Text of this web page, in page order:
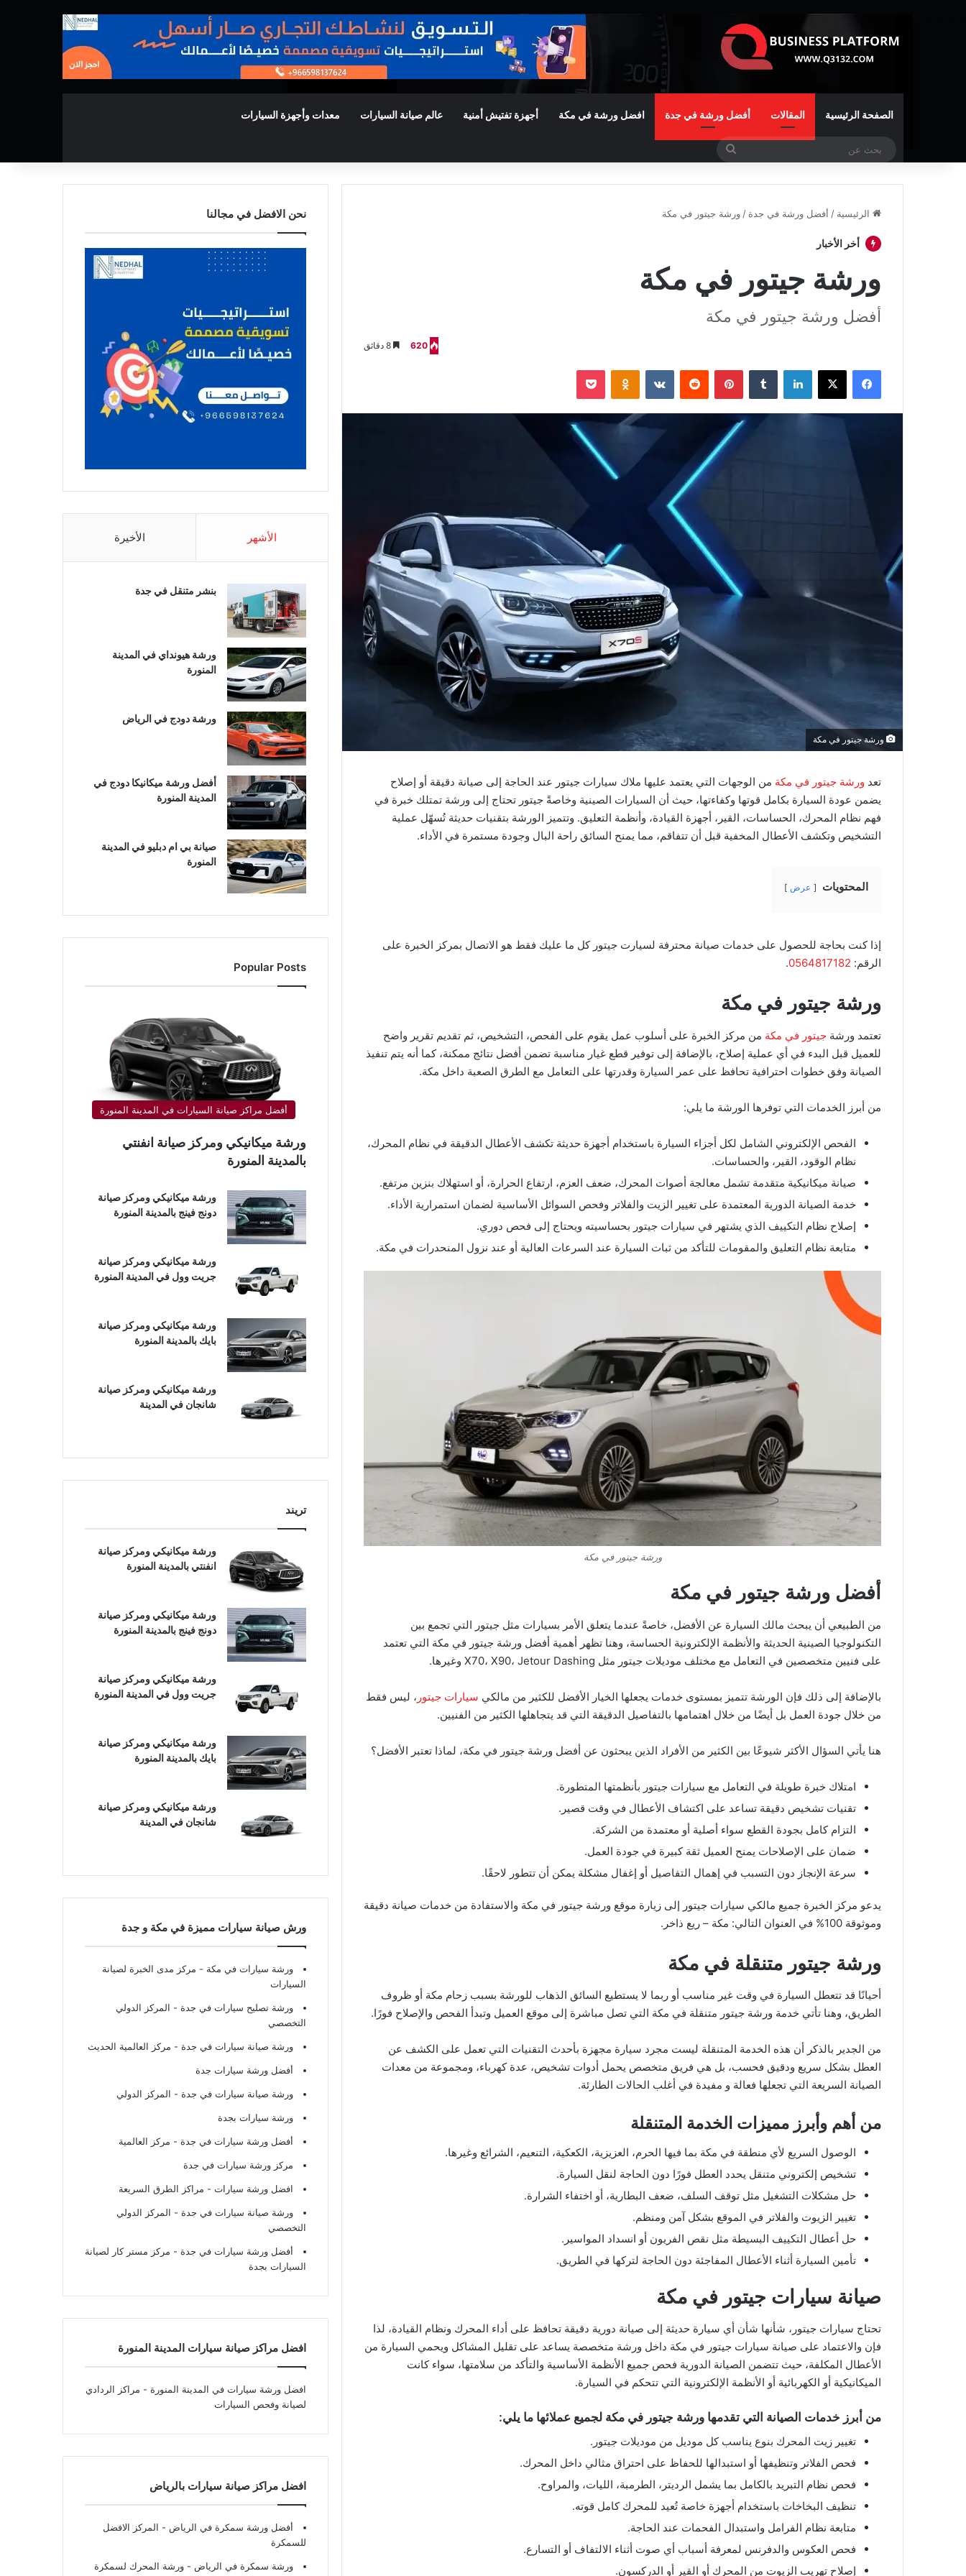
الصفحة الرئيسية المقالات أفضل ورشة في جدة افضل ورشة في مكة أجهزة تفتيش أمنية عالم صيانة السيارات معدات وأجهزة السيارات
الرئيسية / أفضل ورشة في جدة / ورشة جيتور في مكة
أخر الأخبار
ورشة جيتور في مكة
أفضل ورشة جيتور في مكة
620
فيسبوك لينكدإن بينتيريست
ورشة جيتور في مكة
تعد ورشة جيتور في مكة من الوجهات التي يعتمد عليها ملاك سيارات جيتور عند الحاجة إلى صيانة دقيقة أو إصلاح
يضمن عودة السيارة بكامل قوتها وكفاءتها، حيث أن السيارات الصينية وخاصةً جيتور تحتاج إلى ورشة تمتلك خبرة في
فهم نظام المحرك، الحساسات، القير، أجهزة القيادة، وأنظمة التعليق. وتتميز الورشة بتقنيات حديثة تُسهّل عملية
التشخيص وتكشف الأعطال المخفية قبل أن تتفاقم، مما يمنح السائق راحة البال وجودة مستمرة في الأداء.
المحتويات عرض
إذا كنت بحاجة للحصول على خدمات صيانة محترفة لسيارت جيتور كل ما عليك فقط هو الاتصال بمركز الخبرة على
الرقم: 0564817182
.
ورشة جيتور في مكة
تعتمد ورشة جيتور في مكة من مركز الخبرة على أسلوب عمل يقوم على الفحص، التشخيص، ثم تقديم تقرير واضح
للعميل قبل البدء في أي عملية إصلاح، بالإضافة إلى توفير قطع غيار مناسبة تضمن أفضل نتائج ممكنة، كما أنه يتم تنفيذ
الصيانة وفق خطوات احترافية تحافظ على عمر السيارة وقدرتها على التعامل مع الطرق الصعبة داخل مكة.
من أبرز الخدمات التي توفرها الورشة ما يلي:
الفحص الإلكتروني الشامل لكل أجزاء السيارة باستخدام أجهزة حديثة تكشف الأعطال الدقيقة في نظام المحرك،
نظام الوقود، القير، والحساسات.
صيانة ميكانيكية متقدمة تشمل معالجة أصوات المحرك، ضعف العزم، ارتفاع الحرارة، أو استهلاك بنزين مرتفع.
خدمة الصيانة الدورية المعتمدة على تغيير الزيت والفلاتر وفحص السوائل الأساسية لضمان استمرارية الأداء.
إصلاح نظام التكييف الذي يشتهر في سيارات جيتور بحساسيته ويحتاج إلى فحص دوري.
متابعة نظام التعليق والمقومات للتأكد من ثبات السيارة عند السرعات العالية أو عند نزول المنحدرات في مكة.
ورشة جيتور في مكة
أفضل ورشة جيتور في مكة
من الطبيعي أن يبحث مالك السيارة عن الأفضل، خاصةً عندما يتعلق الأمر بسيارات مثل جيتور التي تجمع بين
التكنولوجيا الصينية الحديثة والأنظمة الإلكترونية الحساسة، وهنا تظهر أهمية أفضل ورشة جيتور في مكة التي تعتمد
على فنيين متخصصين في التعامل مع مختلف موديلات جيتور مثل X70، X90، Jetour Dashing وغيرها.
بالإضافة إلى ذلك فإن الورشة تتميز بمستوى خدمات يجعلها الخيار الأفضل للكثير من مالكي سيارات جيتور ، ليس فقط
من خلال جودة العمل بل أيضًا من خلال اهتمامها بالتفاصيل الدقيقة التي قد يتجاهلها الكثير من الفنيين.
هنا يأتي السؤال الأكثر شيوعًا بين الكثير من الأفراد الذين يبحثون عن أفضل ورشة جيتور في مكة، لماذا تعتبر الأفضل؟
امتلاك خبرة طويلة في التعامل مع سيارات جيتور بأنظمتها المتطورة.
تقنيات تشخيص دقيقة تساعد على اكتشاف الأعطال في وقت قصير.
التزام كامل بجودة القطع سواء أصلية أو معتمدة من الشركة.
ضمان على الإصلاحات يمنح العميل ثقة كبيرة في جودة العمل.
سرعة الإنجاز دون التسبب في إهمال التفاصيل أو إغفال مشكلة يمكن أن تتطور لاحقًا.
يدعو مركز الخبرة جميع مالكي سيارات جيتور إلى زيارة موقع ورشة جيتور في مكة والاستفادة من خدمات صيانة دقيقة
وموثوقة 100% في العنوان التالي: مكة – ريع ذاخر.
ورشة جيتور متنقلة في مكة
أحيانًا قد تتعطل السيارة في وقت غير مناسب أو ربما لا يستطيع السائق الذهاب للورشة بسبب زحام مكة أو ظروف
الطريق، وهنا تأتي خدمة ورشة جيتور متنقلة في مكة التي تصل مباشرة إلى موقع العميل وتبدأ الفحص والإصلاح فورًا.
من الجدير بالذكر أن هذه الخدمة المتنقلة ليست مجرد سيارة مجهزة بأحدث التقنيات التي تعمل على الكشف عن
العطل بشكل سريع ودقيق فحسب، بل هي فريق متخصص يحمل أدوات تشخيص، عدة كهرباء، ومجموعة من معدات
الصيانة السريعة التي تجعلها فعالة و مفيدة في أغلب الحالات الطارئة.
من أهم وأبرز مميزات الخدمة المتنقلة
الوصول السريع لأي منطقة في مكة بما فيها الحرم، العزيزية، الكعكية، التنعيم، الشرائع وغيرها.
تشخيص إلكتروني متنقل يحدد العطل فورًا دون الحاجة لنقل السيارة.
حل مشكلات التشغيل مثل توقف السلف، ضعف البطارية، أو اختفاء الشرارة.
تغيير الزيوت والفلاتر في الموقع بشكل آمن ومنظم.
حل أعطال التكييف البسيطة مثل نقص الفريون أو انسداد المواسير.
تأمين السيارة أثناء الأعطال المفاجئة دون الحاجة لتركها في الطريق.
صيانة سيارات جيتور في مكة
تحتاج سيارات جيتور، شأنها شأن أي سيارة حديثة إلى صيانة دورية دقيقة تحافظ على أداء المحرك ونظام القيادة، لذا
فإن والاعتماد على صيانة سيارات جيتور في مكة داخل ورشة متخصصة يساعد على تقليل المشاكل ويحمي السيارة من
الأعطال المكلفة، حيث تتضمن الصيانة الدورية فحص جميع الأنظمة الأساسية والتأكد من سلامتها، سواء كانت
الميكانيكية أو الكهربائية أو الأنظمة الإلكترونية التي تتحكم في السيارة.
من أبرز خدمات الصيانة التي تقدمها ورشة جيتور في مكة لجميع عملائها ما يلي:
تغيير زيت المحرك بنوع يناسب كل موديل من موديلات جيتور.
فحص الفلاتر وتنظيفها أو استبدالها للحفاظ على احتراق مثالي داخل المحرك.
فحص نظام التبريد بالكامل بما يشمل الرديتر، الطرمبة، الليات، والمراوح.
تنظيف البخاخات باستخدام أجهزة خاصة تُعيد للمحرك كامل قوته.
متابعة نظام الفرامل واستبدال الفحمات عند الحاجة.
فحص العكوس والدفرنس لمعرفة أسباب أي صوت أثناء الالتفاف أو التسارع.
إصلاح تهريب الزيوت من المحرك أو القير أو الدركسون.
نحن الافضل في مجالنا
الأشهر الأخيرة
بنشر متنقل في جدة
ورشة هيونداي في المدينة
المنورة
ورشة دودج في الرياض
أفضل ورشة ميكانيكا دودج في
المدينة المنورة
صيانة بي ام دبليو في المدينة
المنورة
Popular Posts
أفضل مراكز صيانة السيارات في المدينة المنورة
ورشة ميكانيكي ومركز صيانة انفنتي
بالمدينة المنورة
ورشة ميكانيكي ومركز صيانة
دونج فينج بالمدينة المنورة
ورشة ميكانيكي ومركز صيانة
جريت وول في المدينة المنورة
ورشة ميكانيكي ومركز صيانة
بايك بالمدينة المنورة
ورشة ميكانيكي ومركز صيانة
شانجان في المدينة
تريند
ورشة ميكانيكي ومركز صيانة
انفنتي بالمدينة المنورة
ورشة ميكانيكي ومركز صيانة
دونج فينج بالمدينة المنورة
ورشة ميكانيكي ومركز صيانة
جريت وول في المدينة المنورة
ورشة ميكانيكي ومركز صيانة
بايك بالمدينة المنورة
ورشة ميكانيكي ومركز صيانة
شانجان في المدينة
ورش صيانة سيارات مميزة في مكة و جدة
ورشة سيارات في مكة - مركز مدى الخبرة لصيانة
السيارات
ورشة تصليح سيارات في جدة - المركز الدولي
التخصصي
ورشة صيانة سيارات في جدة - مركز العالمية الحديث
أفضل ورشة سيارات جدة
ورشة صيانة سيارات في جدة - المركز الدولي
ورشة سيارات بجدة
أفضل ورشة سيارات في جدة - مركز العالمية
مركز ورشة سيارات في جدة
افضل ورشة سيارات - مراكز الطرق السريعة
ورشة صيانة سيارات في جدة - المركز الدولي
التخصصي
أفضل ورشة سيارات في جدة - مركز مستر كار لصيانة
السيارات بجدة
افضل مراكز صيانة سيارات المدينة المنورة
افضل ورشة سيارات في المدينة المنورة - مراكز الردادي
لصيانة وفحص السيارات
افضل مراكز صيانة سيارات بالرياض
أفضل ورشة سمكرة في الرياض - المركز الافضل
للسمكرة
ورشة سمكرة في الرياض - ورشة المحرك لسمكرة